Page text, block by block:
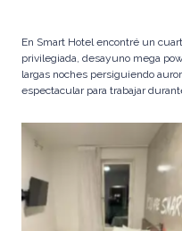
En Smart Hotel encontré un
privilegiada, desayuno mega
largas noches persiguiendo
espectacular para trabajar
El cuarto nos resultó súper
amplio y cómodo